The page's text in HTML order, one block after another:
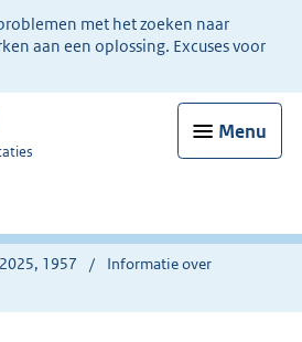
met het zoeken naar
aan een oplossing. Excuses voor
Menu
1957
Informatie over